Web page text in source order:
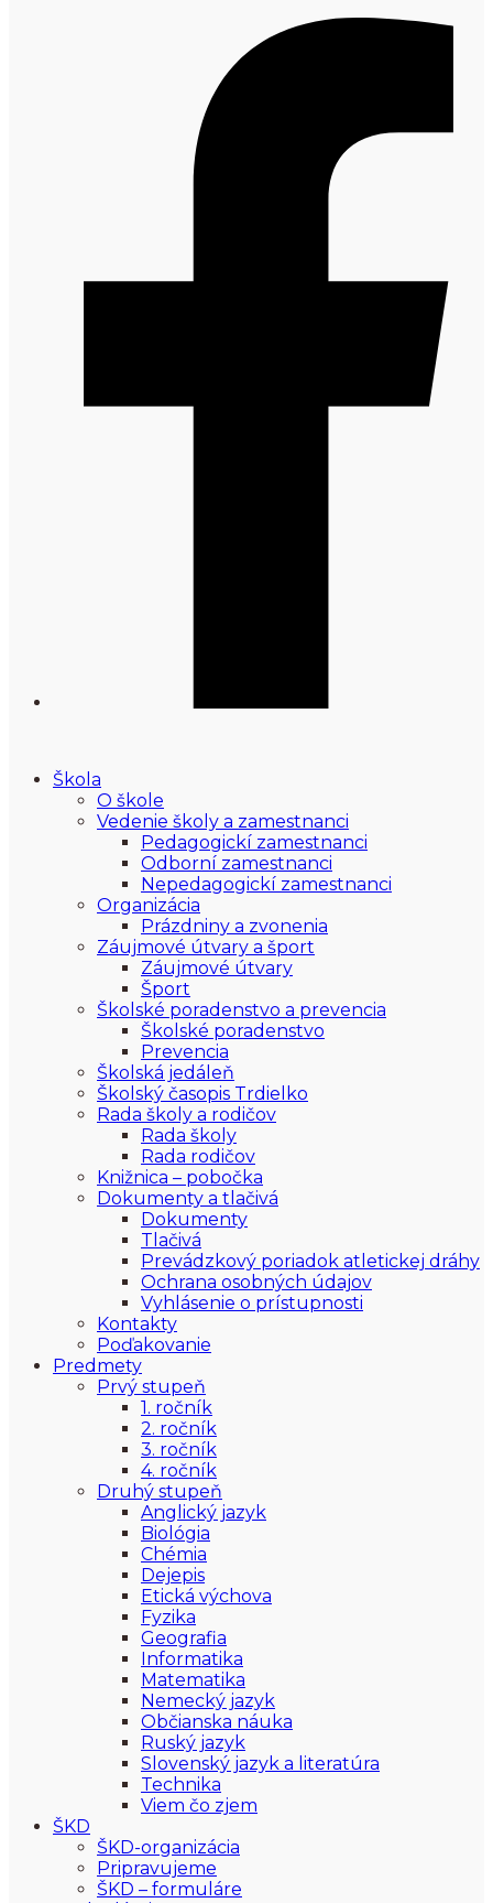
Škola
O škole
Vedenie školy a zamestnanci
Pedagogickí zamestnanci
Odborní zamestnanci
Nepedagogickí zamestnanci
Organizácia
Prázdniny a zvonenia
Záujmové útvary a šport
Záujmové útvary
Šport
Školské poradenstvo a prevencia
Školské poradenstvo
Prevencia
Školská jedáleň
Školský časopis Trdielko
Rada školy a rodičov
Rada školy
Rada rodičov
Knižnica – pobočka
Dokumenty a tlačivá
Dokumenty
Tlačivá
Prevádzkový poriadok atletickej dráhy
Ochrana osobných údajov
Vyhlásenie o prístupnosti
Kontakty
Poďakovanie
Predmety
Prvý stupeň
1. ročník
2. ročník
3. ročník
4. ročník
Druhý stupeň
Anglický jazyk
Biológia
Chémia
Dejepis
Etická výchova
Fyzika
Geografia
Informatika
Matematika
Nemecký jazyk
Občianska náuka
Ruský jazyk
Slovenský jazyk a literatúra
Technika
Viem čo zjem
ŠKD
ŠKD-organizácia
Pripravujeme
ŠKD – formuláre